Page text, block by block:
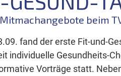
beim
fand der erste Fit-und-
individuelle Gesundheits-
Vorträge statt.